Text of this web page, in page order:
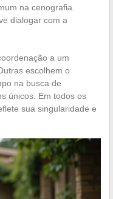
na cenografia.
dialogar com a
a um
escolhem o
na busca de
únicos. Em todos os
sua singularidade e